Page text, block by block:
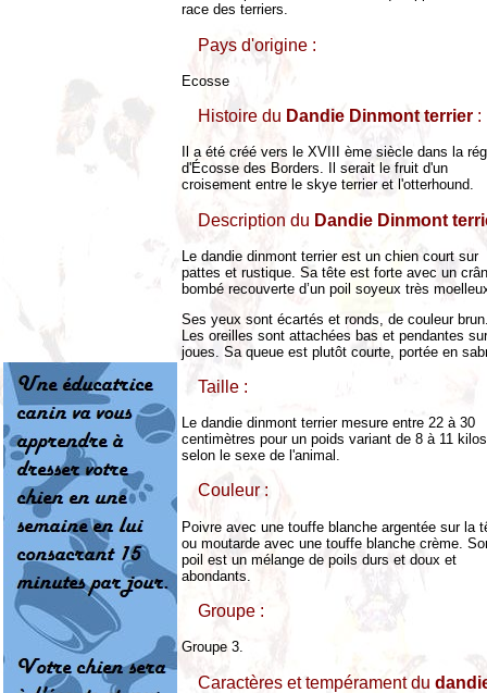
race des terriers.
Pays d'origine :
Ecosse
Histoire du Dandie Dinmont terrier :
Il a été créé vers le XVIII ème siècle dans la
d'Écosse des Borders. Il serait le fruit d'un
croisement entre le skye terrier et l'otterhound.
Description du Dandie Dinmont
Le dandie dinmont terrier est un chien court sur
pattes et rustique. Sa tête est forte avec un
bombé recouverte d’un poil soyeux très
Ses yeux sont écartés et ronds, de couleur
Les oreilles sont attachées bas et pendantes
joues. Sa queue est plutôt courte, portée en
Taille :
Le dandie dinmont terrier mesure entre 22 à 30
centimètres pour un poids variant de 8 à 11 kilos
selon le sexe de l'animal.
Couleur :
Poivre avec une touffe blanche argentée sur la
ou moutarde avec une touffe blanche crème.
poil est un mélange de poils durs et doux et
abondants.
Groupe :
Groupe 3.
Caractères et tempérament du